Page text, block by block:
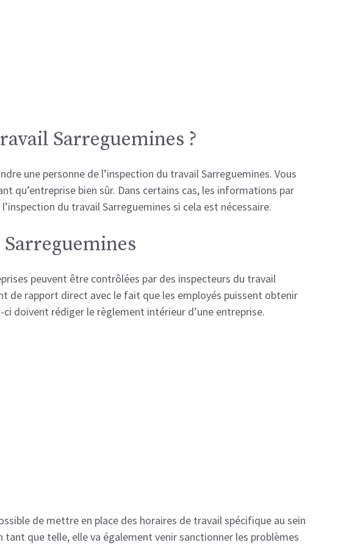
Sarreguemines ?
une personne de l’inspection du travail Sarreguemines. Vous
qu’entreprise bien sûr. Dans certains cas, les informations par
du travail Sarreguemines si cela est nécessaire.
peuvent être contrôlées par des inspecteurs du travail
de rapport direct avec le fait que les employés puissent obtenir
doivent rédiger le règlement intérieur d’une entreprise.
de mettre en place des horaires de travail spécifique au sein
que telle, elle va également venir sanctionner les problèmes